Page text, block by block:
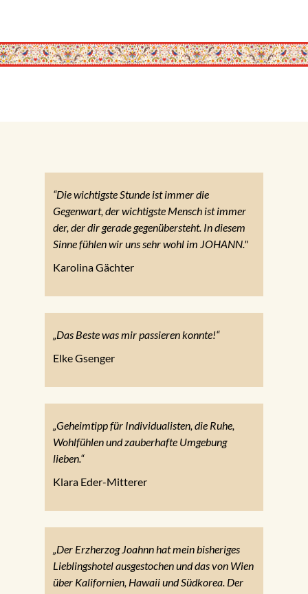
“Die wichtigste Stunde ist immer die
Gegenwart, der wichtigste Mensch ist immer
der, der dir gerade gegenübersteht. In diesem
Sinne fühlen wir uns sehr wohl im JOHANN."
Karolina Gächter
„Das Beste was mir passieren konnte!“
Elke Gsenger
„Geheimtipp für Individualisten, die Ruhe,
Wohlfühlen und zauberhafte Umgebung
lieben.“
Klara Eder-Mitterer
„Der Erzherzog Joahnn hat mein bisheriges
Lieblingshotel ausgestochen und das von Wien
über Kalifornien, Hawaii und Südkorea. Der